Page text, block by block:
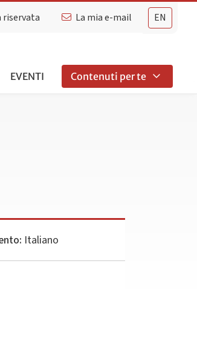
EN
riservata La mia e-mail
EVENTI Contenuti per te
Italiano